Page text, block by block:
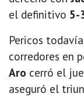
el definitivo 5-
Pericos
corredores en
Aro cerró el
aseguró el